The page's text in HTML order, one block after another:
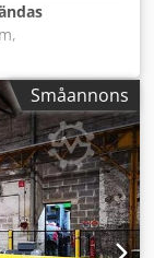
per minut:
X/Y/Z: ca
En besiktning
Småannons